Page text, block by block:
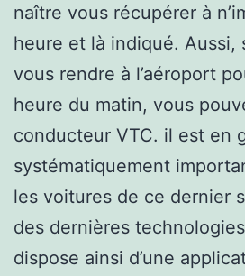
naître vous récupérer à
heure et là indiqué. Aussi,
vous rendre à l’aéroport
heure du matin, vous
conducteur VTC. il est en
systématiquement
les voitures de ce dernier
des dernières
dispose ainsi d’une